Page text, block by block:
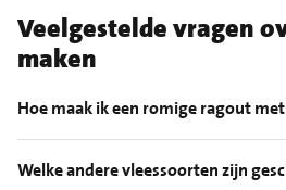
Veelgestelde vragen
maken
Hoe maak ik een romige ragout
Welke andere vleessoorten zijn